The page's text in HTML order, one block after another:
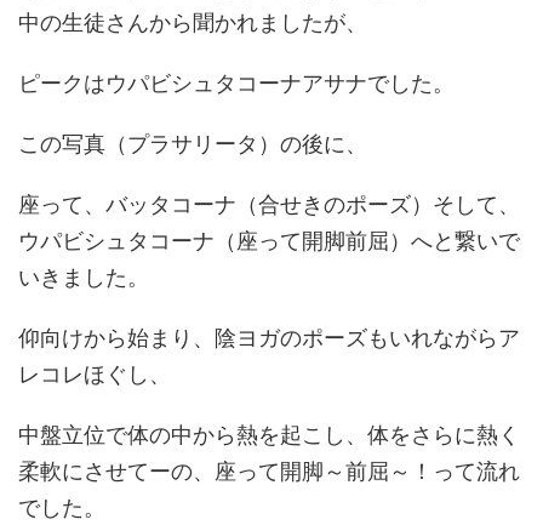
中の生徒さんから聞かれましたが、
ピークはウパビシュタコーナアサナでした。
この写真（プラサリータ）の後に、
座って、バッタコーナ（合せきのポーズ）そして、
ウパビシュタコーナ（座って開脚前屈）へと繋いで
いきました。
仰向けから始まり、陰ヨガのポーズもいれながらア
レコレほぐし、
中盤立位で体の中から熱を起こし、体をさらに熱く
柔軟にさせてーの、座って開脚～前屈～！って流れ
でした。